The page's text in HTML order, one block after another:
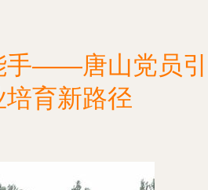
手——唐山党员引
育新路径